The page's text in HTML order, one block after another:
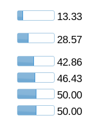
13.33
28.57
42.86
46.43
50.00
50.00